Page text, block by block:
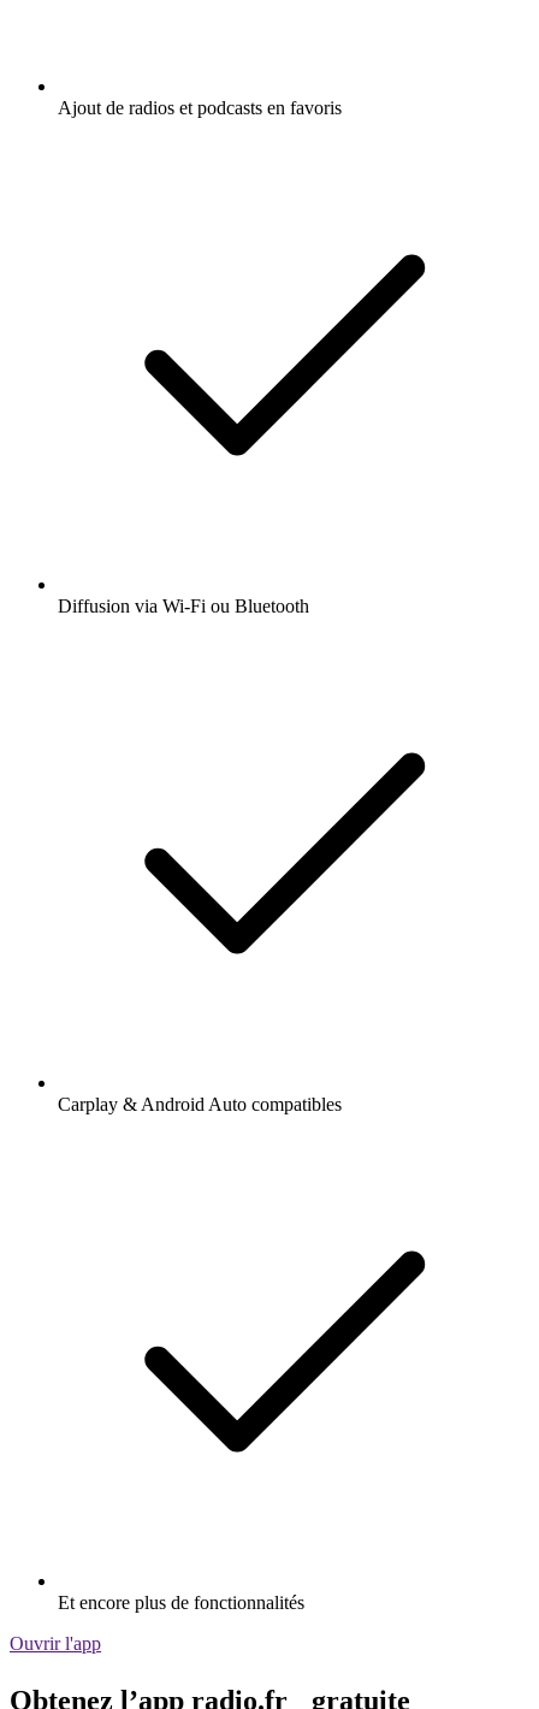
Ajout de radios et podcasts en favoris
Diffusion via Wi-Fi ou Bluetooth
Carplay & Android Auto compatibles
Et encore plus de fonctionnalités
Ouvrir l'app
Obtenez l’app radio.fr gratuite